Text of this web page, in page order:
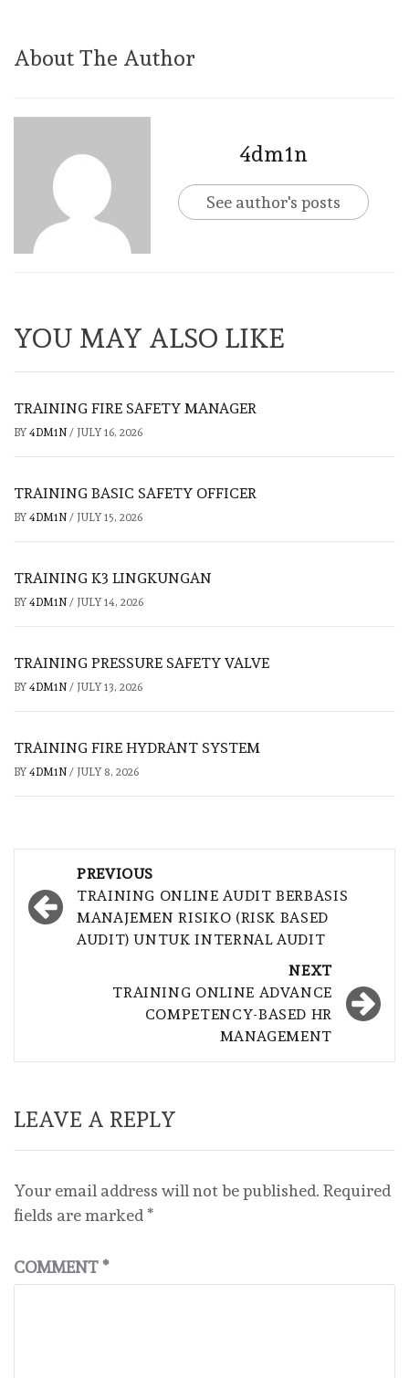
About The Author
4dm1n
See author's posts
YOU MAY ALSO LIKE
TRAINING FIRE SAFETY MANAGER
BY 4DM1N / JULY 16, 2026
TRAINING BASIC SAFETY OFFICER
BY 4DM1N / JULY 15, 2026
TRAINING K3 LINGKUNGAN
BY 4DM1N / JULY 14, 2026
TRAINING PRESSURE SAFETY VALVE
BY 4DM1N / JULY 13, 2026
TRAINING FIRE HYDRANT SYSTEM
BY 4DM1N / JULY 8, 2026
navigation
PREVIOUS
TRAINING ONLINE AUDIT BERBASIS
MANAJEMEN RISIKO (RISK BASED
AUDIT) UNTUK INTERNAL AUDIT
NEXT
TRAINING ONLINE ADVANCE
COMPETENCY-BASED HR
MANAGEMENT
LEAVE A REPLY
Your email address will not be published. Required
fields are marked *
COMMENT*